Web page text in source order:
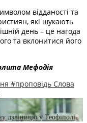
відданості та
які шукають
день – це нагода
та вклонитися його
Мефодія
#проповідь Слова
дзвіницю у Теофіполі